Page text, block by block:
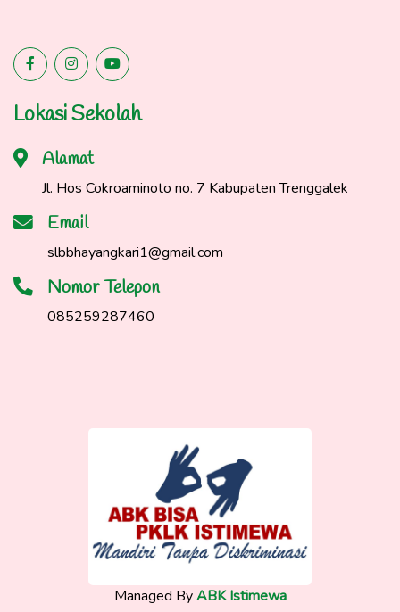
Lokasi Sekolah
Alamat
Jl. Hos Cokroaminoto no. 7 Kabupaten Trenggalek
Email
slbbhayangkari1@gmail.com
Nomor Telepon
085259287460
Managed ByABK Istimewa